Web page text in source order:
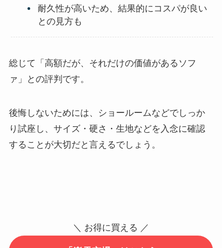
耐久性が高いため、結果的にコスパが良い
との見方も
総じて「高額だが、それだけの価値があるソフ
ァ」との評判です。
後悔しないためには、ショールームなどでしっか
り試座し、サイズ・硬さ・生地などを入念に確認
することが大切だと言えるでしょう。
＼ お得に買える ／